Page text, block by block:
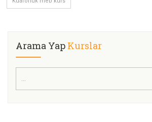
Arama Yap Kurslar